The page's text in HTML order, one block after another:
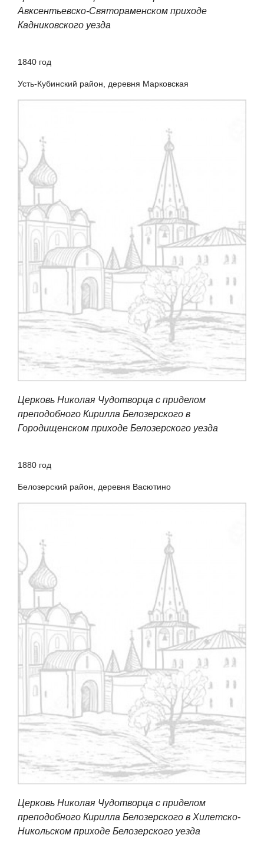
Авксентьевско-Святораменском приходе
Кадниковского уезда
1840 год
Усть-Кубинский район, деревня Марковская
Церковь Николая Чудотворца с приделом
преподобного Кирилла Белозерского в
Городищенском приходе Белозерского уезда
1880 год
Белозерский район, деревня Васютино
Церковь Николая Чудотворца с приделом
преподобного Кирилла Белозерского в Хилетско-
Никольском приходе Белозерского уезда